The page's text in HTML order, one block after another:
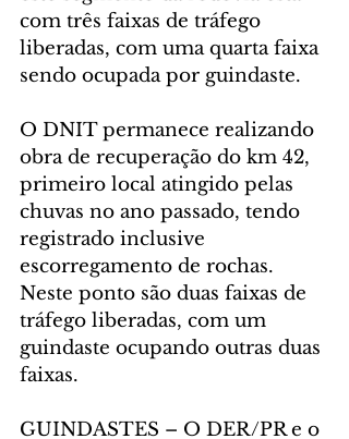
com três faixas de tráfego
liberadas, com uma quarta faixa
sendo ocupada por guindaste.
O DNIT permanece realizando
obra de recuperação do km 42,
primeiro local atingido pelas
chuvas no ano passado, tendo
registrado inclusive
escorregamento de rochas.
Neste ponto são duas faixas de
tráfego liberadas, com um
guindaste ocupando outras duas
faixas.
GUINDASTES – O DER/PR e o